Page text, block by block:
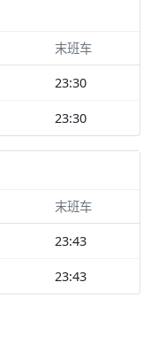
末班车
23:30
23:30
末班车
23:43
23:43